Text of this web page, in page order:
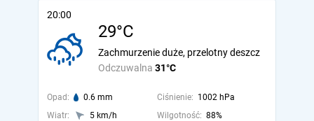
20:00
29°C
Odczuwalna 31°C
Zachmurzenie duże, przelotny deszcz
Opad: 0.6 mm Ciśnienie: 1002 hPa
Wiatr:
5 km/h Wilgotność: 88%